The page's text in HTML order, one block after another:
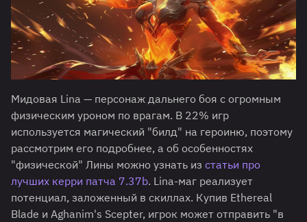
Мидовая Lina — персонаж дальнего боя с огромным
физическим уроном по врагам. В 22% игр
используется магический "билд" на героиню, поэтому
рассмотрим его подробнее, а об особенностях
"физической" Лины можно узнать из статьи про
лучших керри патча 7.37b. Lina-маг реализует
потенциал, заложенный в скиллах. Купив Ethereal
Blade и Aghanim's Scepter, игрок может отправить "в